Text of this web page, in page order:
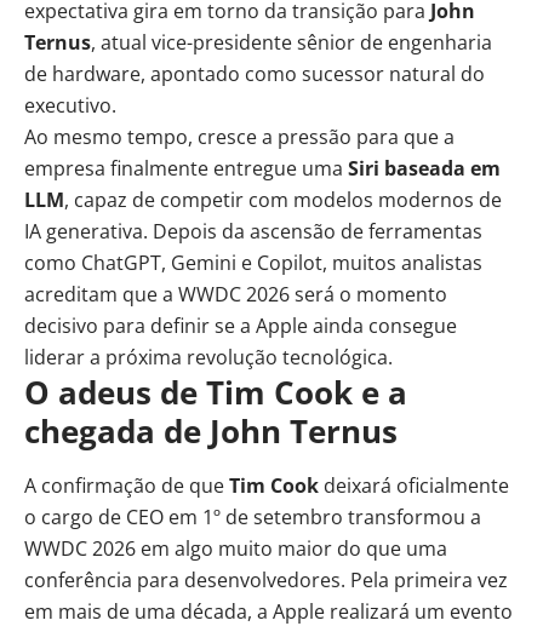
expectativa gira em torno da transição para John
Ternus, atual vice-presidente sênior de engenharia
de hardware, apontado como sucessor natural do
executivo.
Ao mesmo tempo, cresce a pressão para que a
empresa finalmente entregue uma Siri baseada em
LLM, capaz de competir com modelos modernos de
IA generativa. Depois da ascensão de ferramentas
como ChatGPT, Gemini e Copilot, muitos analistas
acreditam que a WWDC 2026 será o momento
decisivo para definir se a Apple ainda consegue
liderar a próxima revolução tecnológica.
O adeus de Tim Cook e a
chegada de John Ternus
A confirmação de queTim Cook deixará oficialmente
o cargo de CEO em 1º de setembro transformou a
WWDC 2026 em algo muito maior do que uma
conferência para desenvolvedores. Pela primeira vez
em mais de uma década, a Apple realizará um evento